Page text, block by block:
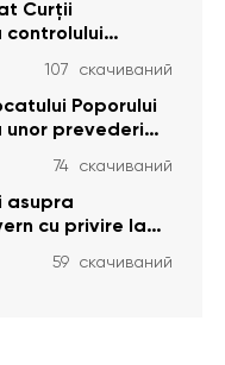
Curţii
controlului
cu privire la
persoanelor
de liberate
107 скачиваний
Poporului
prevederi
de
condamnate
a unor infracțiuni
Curtea
74 скачиваний
asupra
cu privire la
privind
59 скачиваний